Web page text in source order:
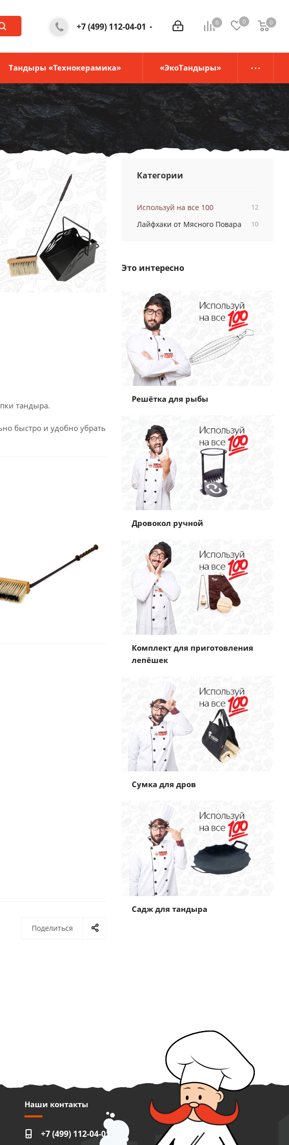
0 0 0
0
+7 (499) 112-04-01
Тандыры «Технокерамика» «ЭкоТандыры»
тандыра.
быстро и удобно убрать
Поделиться
Категории
Используй на все 100 12
Лайфхаки от Мясного Повара 10
Это интересно
Решётка для рыбы
Дровокол ручной
Комплект для приготовления
лепёшек
Сумка для дров
Садж для тандыра
Наши контакты
+7 (499) 112-04-01